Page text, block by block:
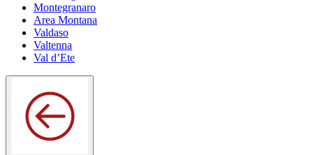
Montegranaro
Area Montana
Valdaso
Valtenna
Val d’Ete